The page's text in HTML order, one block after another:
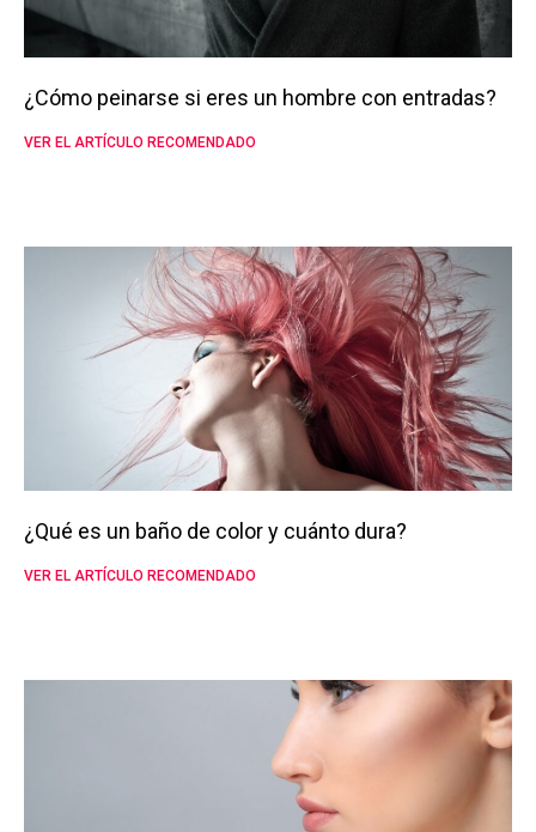
¿Cómo peinarse si eres un hombre con entradas?
VER EL ARTÍCULO RECOMENDADO
¿Qué es un baño de color y cuánto dura?
VER EL ARTÍCULO RECOMENDADO